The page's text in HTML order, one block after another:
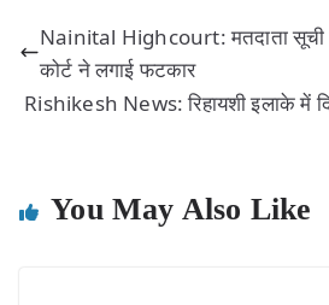
Nainital Highcourt: मतदाता सूची में
कोर्ट ने लगाई फटकार
Rishikesh News: रिहायशी इलाके में
You May Also Like